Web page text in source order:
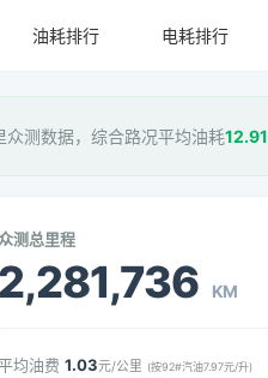
油耗排行 电耗排行
众测数据，综合路况平均油耗12.91
测总里程
2,281,736 KM
均油费 1.03元/公里 (按92#汽油7.97元/升)